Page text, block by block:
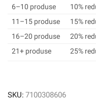
M261,
Matte
Dark
Grey,
22,86
6–10 produse
10%
11–15 produse
15%
16–20 produse
20%
21+ produse
25%
SKU: 7100308606